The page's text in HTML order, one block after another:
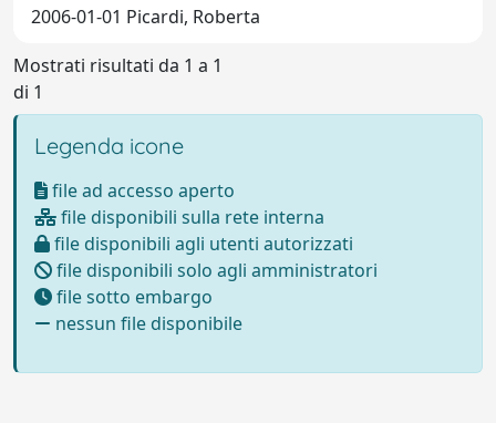
2006-01-01 Picardi, Roberta
Mostrati risultati da 1 a 1
di 1
Legenda icone
file ad accesso aperto
file disponibili sulla rete interna
file disponibili agli utenti autorizzati
file disponibili solo agli amministratori
file sotto embargo
nessun file disponibile